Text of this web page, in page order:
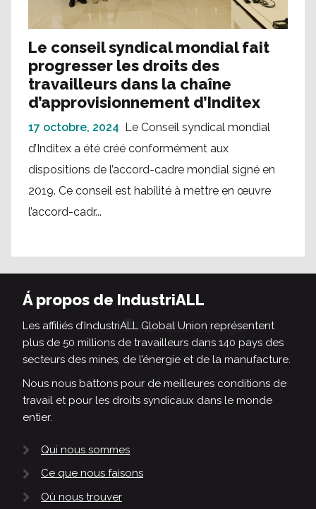
Le conseil syndical mondial fait
progresser les droits des
travailleurs dans la chaîne
d’approvisionnement d’Inditex
17 octobre, 2024
Le Conseil syndical mondial
d’Inditex a été créé conformément aux
dispositions de l’accord-cadre mondial signé en
2019. Ce conseil est habilité à mettre en œuvre
l’accord-cadr...
Á propos de IndustriALL
Les affiliés d’IndustriALL Global Union représentent
plus de 50 millions de travailleurs dans 140 pays des
secteurs des mines, de l’énergie et de la manufacture.
Nous nous battons pour de meilleures conditions de
travail et pour les droits syndicaux dans le monde
entier.
Qui nous sommes
Ce que nous faisons
Où nous trouver